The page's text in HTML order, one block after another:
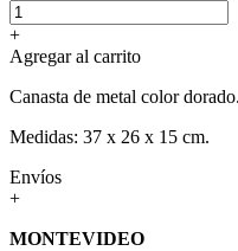
+
Agregar al carrito
Canasta de metal color dorado.
Medidas: 37 x 26 x 15 cm.
Envíos
+
MONTEVIDEO